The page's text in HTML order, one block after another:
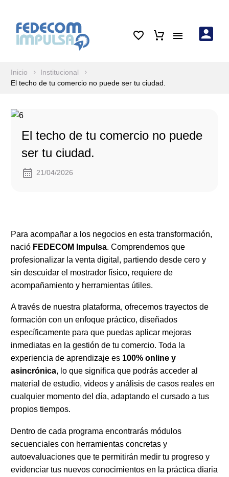
Inicio
Institucional
El techo de tu comercio no puede ser tu ciudad.
El techo de tu comercio no puede
ser tu ciudad.
21/04/2026
Para acompañar a los negocios en esta transformación,
nació FEDECOM Impulsa. Comprendemos que
profesionalizar la venta digital, partiendo desde cero y
sin descuidar el mostrador físico, requiere de
acompañamiento y herramientas útiles.
A través de nuestra plataforma, ofrecemos trayectos de
formación con un enfoque práctico, diseñados
específicamente para que puedas aplicar mejoras
inmediatas en la gestión de tu comercio. Toda la
experiencia de aprendizaje es 100% online y
asincrónica, lo que significa que podrás acceder al
material de estudio, videos y análisis de casos reales en
cualquier momento del día, adaptando el cursado a tus
propios tiempos.
Dentro de cada programa encontrarás módulos
secuenciales con herramientas concretas y
autoevaluaciones que te permitirán medir tu progreso y
evidenciar tus nuevos conocimientos en la práctica diaria